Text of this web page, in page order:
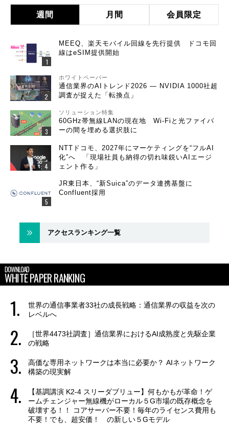
週間 月間 会員限定
MEEQ、楽天モバイル回線を先行提供 ドコモ回
線はeSIM提供開始
ホワイトペーパー
通信業界のAIトレンド2026 ― NVIDIA 1000社超
調査が捉えた「転換点」
ソリューション特集
60GHz帯無線LANの現在地 Wi-Fiと光ファイバ
ーの間を埋める選択肢に
NTTドコモ、2027年にマーケティングを“フルAI
化”へ 「現場社員も納得の切れ味鋭いAIエージ
ェント作る」
JR東日本、“新Suica”のデータ連携基盤に
Confluent採用
アクセスランキング一覧
DOWNLOAD
WHITE PAPER RANKING
世界の通信事業者33社の成長戦略：通信業界の収益を次の
レベルへ
［世界4473社調査］通信業界におけるAI成熟度と先駆企業
の戦略
高価な専用ネットワークは本当に必要か？ AIネットワーク
構築の現実解
【基調講演 K2-4 スリーダブリュー】何もかもが革命！ゲ
ームチェンジャー無線機がローカル５G市場の既存概念を
破壊する！！ コアサーバー不要！毎年のライセンス費用も
不要！でも、超安価！ の新しい５Gモデル